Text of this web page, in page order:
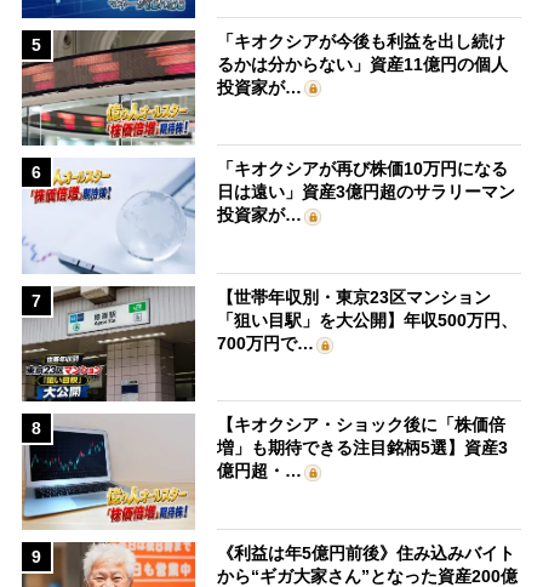
5
「キオクシアが今後も利益を出し続け
るかは分からない」資産11億円の個人
投資家が…
6
「キオクシアが再び株価10万円になる
日は遠い」資産3億円超のサラリーマン
投資家が…
7
【世帯年収別・東京23区マンション
「狙い目駅」を大公開】年収500万円、
700万円で…
8
【キオクシア・ショック後に「株価倍
増」も期待できる注目銘柄5選】資産3
億円超・…
9
《利益は年5億円前後》住み込みバイト
から“ギガ大家さん”となった資産200億